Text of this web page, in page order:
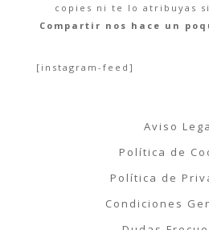
copies ni te lo atribuyas
Compartir nos hace un
[instagram-feed]
Aviso
Política de
Política de
Condiciones